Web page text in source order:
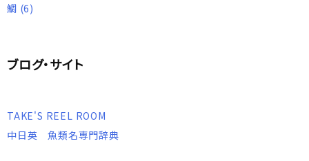
鯛 (6)
ブログ・サイト
TAKE'S REEL ROOM
中日英 魚類名専門辞典